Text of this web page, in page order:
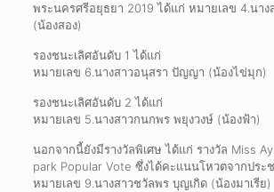
พระนครศรีอยุธยา 2019 ได้แก่ หมายเลข 4.นาง
(น้องสอง)
รองชนะเลิศอันดับ 1 ได้แก่
หมายเลข 6.นางสาวอนุสรา ปัญญา (น้องไข่มุก)
รองชนะเลิศอันดับ 2 ได้แก่
หมายเลข 5.นางสาวกนกพร พยุงวงษ์ (น้องฟ้า)
นอกจากนี้ยังมีรางวัลพิเศษ ได้แก่ รางวัล Miss
park Popular Vote ซึ่งได้คะแนนโหวตจากประ
หมายเลข 9.นางสาวชวัลพร บุญเกิด (น้องมาเรีย)